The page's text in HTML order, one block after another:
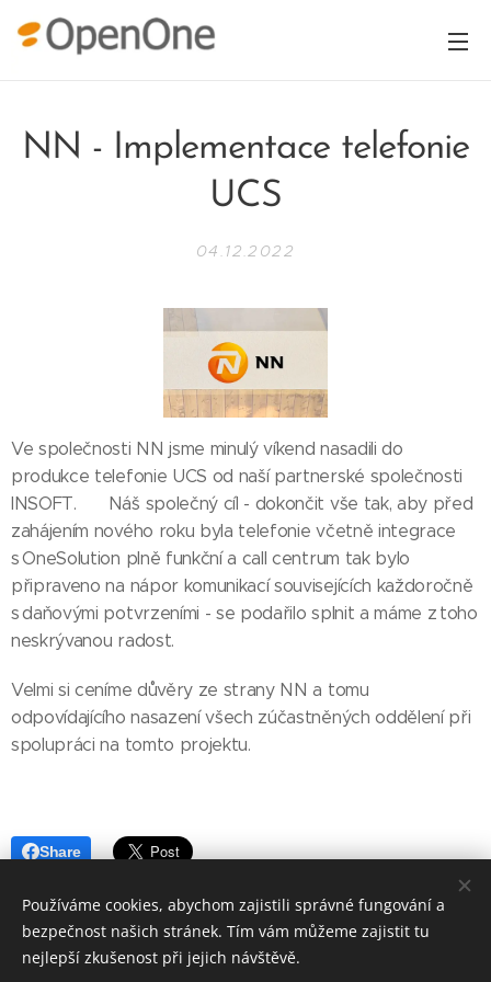
NN - Implementace telefonie
UCS
04.12.2022
Ve společnosti NN jsme minulý víkend nasadili do
produkce telefonie UCS od naší partnerské společnosti
INSOFT. 👍🏻 Náš společný cíl - dokončit vše tak, aby před
zahájením nového roku byla telefonie včetně integrace
s OneSolution plně funkční a call centrum tak bylo
připraveno na nápor komunikací souvisejících každoročně
s daňovými potvrzeními - se podařilo splnit a máme z toho
neskrývanou radost.🙂
Velmi si ceníme důvěry ze strany NN a tomu
odpovídajícího nasazení všech zúčastněných oddělení při
spolupráci na tomto projektu. 🙏🏻
Share
ShareFacebook
LinkedIn
EmailTwitter
Používáme cookies, abychom zajistili správné fungování a
bezpečnost našich stránek. Tím vám můžeme zajistit tu
nejlepší zkušenost při jejich návštěvě.